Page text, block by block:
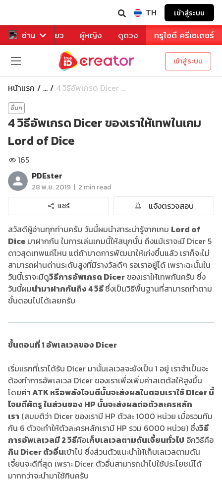
TH เข้าสู่ระบบ
อ่าน
หาร ท่องเที่ยว ผู้หญิง ดูดวง ทรูไอดี ครีเอเตอร์
เข้าสู่ระบบ
หน้าแรก ... 4 วิธีอัพเกรด Dicer ...
อื่นๆ
4 วิธีอัพเกรด Dicer ของเราให้เทพในเกม
Lord of Dice
165
PDEster
28 พ.ย. 2019 | 2 min read
แชร์
แจ้งตรวจสอบ
สวัสดีผู้อ่านทุกท่านครับ วันนี้ผมนำสาระน่ารู้จากเกม Lord of
Dice มาฝากกัน ในการเล่นเกมนี้ให้สนุกนั้น ถึงแม้เราจะมี Dicer 5
ดาวสุดเทพแค่ไหน แต่ถ้าขาดการพัฒนาให้เก่งขึ้นแล้ว เราก็จะไม่
สามารถผ่านด่านระดับสูงที่มีรางวัลดีๆ รอเราอยู่ได้ เพราะฉะนั้นใน
วันนี้เราจะมีดูวิธีการอัพเกรด Dicer ของเราให้เทพกันครับ ซึ่ง
วันนี้ผมนำมาฝากกันถึง 4 วิธีซึ่งเป็นวิธีพื้นฐานที่สามารถทำตาม
ขั้นตอนไปได้เลยครับ
ขั้นตอนที่ 1 อัพเลเวลของ Dicer
เริ่มแรกที่เราได้รับ Dicer มานั้นเลเวลจะยังเป็น 1 อยู่ เราจำเป็นจะ
ต้องทำการอัพเลเวล Dicer ของเราเพื่อเพิ่มค่าสเตตัสให้สูงขึ้น
โดยค่า ATK หรือพลังโจมตีนั้นจะส่งผลในตอนเราใช้ Dicer นี้
โจมตีศัตรู ในส่วนของ HP นั้นจะส่งผลต่อตัวละครหลัก
เรา (สมมติว่า Dicer ของเรามี HP ตัวละ 1000 หน่วย เมื่อรวมทีม
กัน 6 ตัวจะทำให้ตัวละครหลักเรามี HP รวม 6000 หน่วย) ซึ่งวิธี
การอัพเลเวลมี 2 วิธีคือเก็บเลเวลตามดันเจี้ยนทั่วไป อีกวิธีคือ
กิน Dicer ตัวอื่นเข้าไป ซึ่งส่วนตัวแนะนำให้เก็บเลเวลตามดัน
เจี้ยนจะดีที่สุด เพราะ Dicer ตัวอื่นสามารถนำไปใช้ประโยชน์ได้
มากกว่าจะนำมาใช้กินครับ